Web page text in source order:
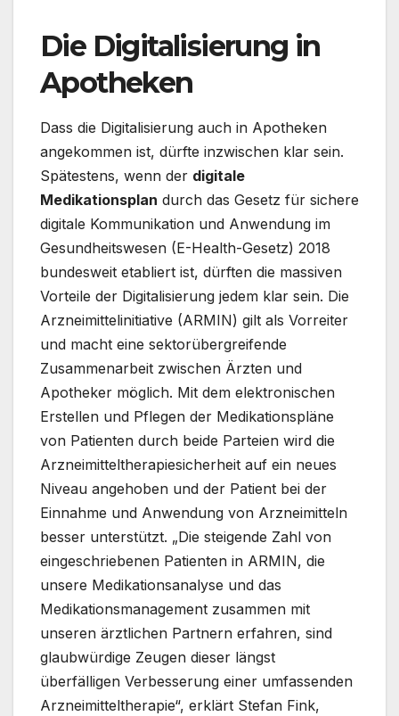
Die Digitalisierung in
Apotheken
Dass die Digitalisierung auch in Apotheken
angekommen ist, dürfte inzwischen klar sein.
Spätestens, wenn der digitale
Medikationsplan durch das Gesetz für sichere
digitale Kommunikation und Anwendung im
Gesundheitswesen (E-Health-Gesetz) 2018
bundesweit etabliert ist, dürften die massiven
Vorteile der Digitalisierung jedem klar sein. Die
Arzneimittelinitiative (ARMIN) gilt als Vorreiter
und macht eine sektorübergreifende
Zusammenarbeit zwischen Ärzten und
Apotheker möglich. Mit dem elektronischen
Erstellen und Pflegen der Medikationspläne
von Patienten durch beide Parteien wird die
Arzneimitteltherapiesicherheit auf ein neues
Niveau angehoben und der Patient bei der
Einnahme und Anwendung von Arzneimitteln
besser unterstützt. „Die steigende Zahl von
eingeschriebenen Patienten in ARMIN, die
unsere Medikationsanalyse und das
Medikationsmanagement zusammen mit
unseren ärztlichen Partnern erfahren, sind
glaubwürdige Zeugen dieser längst
überfälligen Verbesserung einer umfassenden
Arzneimitteltherapie“, erklärt Stefan Fink,